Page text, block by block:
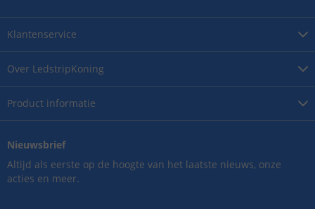
Over LedstripKoning
Product informatie
Klantenservice
Nieuwsbrief
Altijd als eerste op de hoogte van het laatste nieuws, onze
acties en meer.